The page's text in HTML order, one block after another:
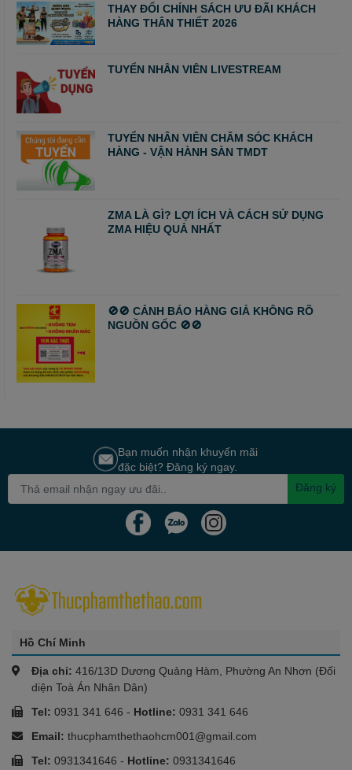
THAY ĐỔI CHÍNH SÁCH ƯU ĐÃI KHÁCH
HÀNG THÂN THIẾT 2026
TUYỂN NHÂN VIÊN LIVESTREAM
TUYỂN NHÂN VIÊN CHĂM SÓC KHÁCH
HÀNG - VẬN HÀNH SÀN TMDT
ZMA LÀ GÌ? LỢI ÍCH VÀ CÁCH SỬ DỤNG
ZMA HIỆU QUẢ NHẤT
🚫🚫 CẢNH BÁO HÀNG GIẢ KHÔNG RÕ
NGUỒN GỐC 🚫🚫
Bạn muốn nhận khuyến mãi
đặc biệt? Đăng ký ngay.
Đăng ký
Hồ Chí Minh
Địa chỉ: 416/13D Dương Quảng Hàm, Phường An Nhơn (Đối
diện Toà Án Nhân Dân)
Tel: 0931 341 646 - Hotline: 0931 341 646
Email: thucphamthethaohcm001@gmail.com
Tel: 0931341646 - Hotline: 0931341646